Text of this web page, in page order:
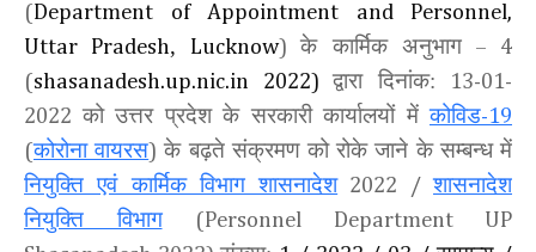
( Department of Appointment and Personnel,
Uttar Pradesh, Lucknow)के कार्मिक अनुभाग– 4
( shasanadesh.up.nic.in 2022) द्वारा दिनांक:
13-01-
2022 को उत्तर प्रदेश के सरकारी कार्यालयों मेंकोविड-19
(कोरोना वायरस) के बढ़ते संक्रमण को रोके जाने के सम्बन्ध में
नियुक्ति एवं कार्मिक विभाग शासनादेश2022 /शासनादेश
नियुक्ति विभाग
(Personnel Department UP